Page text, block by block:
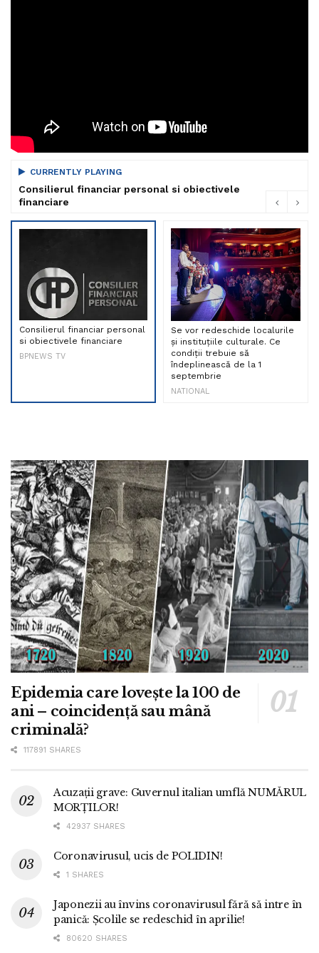
CURRENTLY PLAYING
Consilierul financiar personal si obiectivele
financiare
Consilierul financiar personal
si obiectivele financiare
BPNEWS TV
Se vor redeschide localurile
și instituțiile culturale. Ce
condiții trebuie să
îndeplinească de la 1
septembrie
NATIONAL
Epidemia care lovește la 100 de
ani – coincidență sau mână
criminală?
117891 SHARES
Acuzații grave: Guvernul italian umflă NUMĂRUL
MORȚILOR!
42937 SHARES
Coronavirusul, ucis de POLIDIN!
1 SHARES
Japonezii au învins coronavirusul fără să intre în
panică: Școlile se redeschid în aprilie!
80620 SHARES